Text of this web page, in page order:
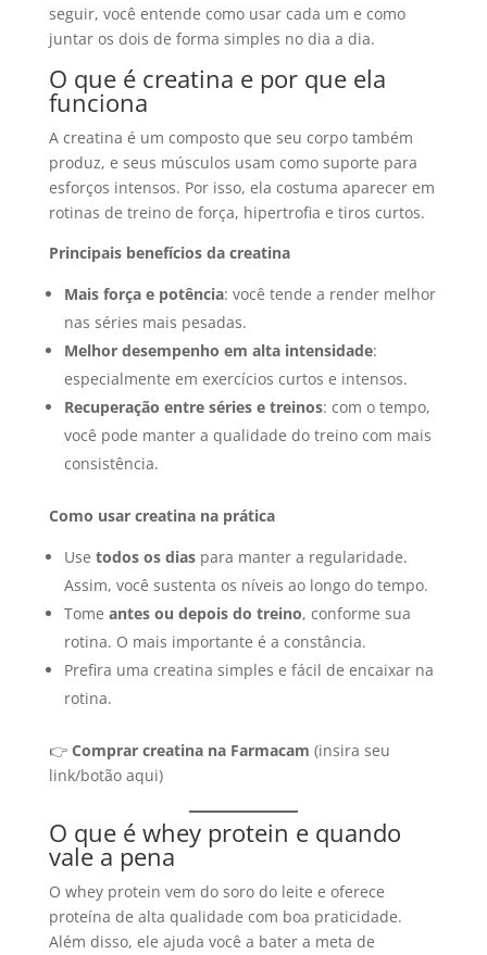
seguir, você entende como usar cada um e como
juntar os dois de forma simples no dia a dia.
O que é creatina e por que ela
funciona
A creatina é um composto que seu corpo também
produz, e seus músculos usam como suporte para
esforços intensos. Por isso, ela costuma aparecer em
rotinas de treino de força, hipertrofia e tiros curtos.
Principais benefícios da creatina
Mais força e potência: você tende a render melhor
nas séries mais pesadas.
Melhor desempenho em alta intensidade:
especialmente em exercícios curtos e intensos.
Recuperação entre séries e treinos: com o tempo,
você pode manter a qualidade do treino com mais
consistência.
Como usar creatina na prática
Use todos os diaspara manter a regularidade.
Assim, você sustenta os níveis ao longo do tempo.
Tome antes ou depois do treino, conforme sua
rotina. O mais importante é a constância.
Prefira uma creatina simples e fácil de encaixar na
rotina.
👉 Comprar creatina na Farmacam (insira seu
link/botão aqui)
O que é whey protein e quando
vale a pena
O whey protein vem do soro do leite e oferece
proteína de alta qualidade com boa praticidade.
Além disso, ele ajuda você a bater a meta de